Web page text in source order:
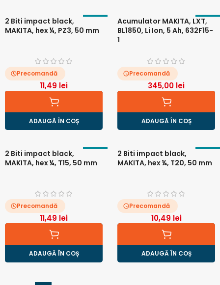
2 Biti impact black,
MAKITA, hex ¼, PZ3, 50 mm
Precomandă
11,49 lei
ADAUGĂ ÎN COȘ
Acumulator MAKITA, LXT,
BL1850, Li Ion, 5 Ah, 632F15-
1
Precomandă
345,00 lei
ADAUGĂ ÎN COȘ
2 Biti impact black,
MAKITA, hex ¼, T15, 50 mm
Precomandă
11,49 lei
ADAUGĂ ÎN COȘ
2 Biti impact black,
MAKITA, hex ¼, T20, 50 mm
Precomandă
10,49 lei
ADAUGĂ ÎN COȘ